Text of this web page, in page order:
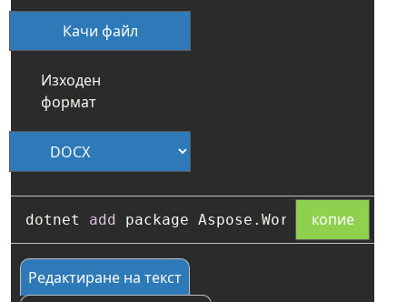
Качи файл
Изходен
формат
dotnet add копие
Редактиране на текст